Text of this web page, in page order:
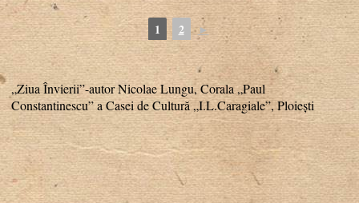
1 2 ►
„Ziua Învierii”-autor Nicolae Lungu, Corala „Paul
Constantinescu” a Casei de Cultură „I.L.Caragiale”, Ploiești